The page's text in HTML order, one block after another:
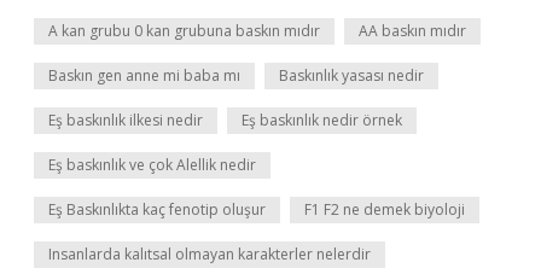
A kan grubu 0 kan grubuna baskın mıdır AA baskın mıdır
Baskın gen anne mi baba mı Baskınlık yasası nedir
Eş baskınlık ilkesi nedir Eş baskınlık nedir örnek
Eş baskınlık ve çok Alellik nedir
Eş Baskınlıkta kaç fenotip oluşur F1 F2 ne demek biyoloji
Insanlarda kalıtsal olmayan karakterler nelerdir